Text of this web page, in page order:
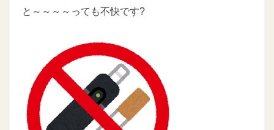
と～～～～っても不快です?